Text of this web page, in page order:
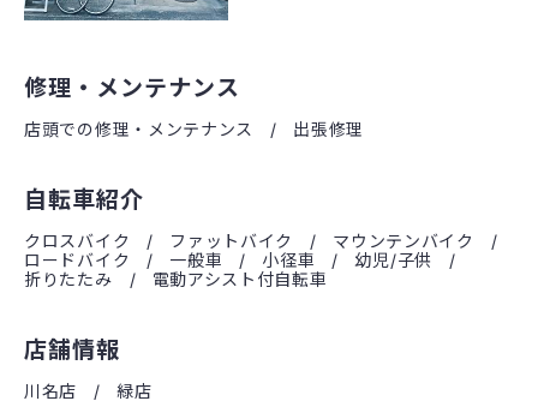
修理・メンテナンス
店頭での修理・メンテナンス 出張修理
自転車紹介
クロスバイク ファットバイク
マウンテンバイク
ロードバイク
一般車 小径車
幼児/子供
折りたたみ
電動アシスト付自転車
店舗情報
川名店 緑店